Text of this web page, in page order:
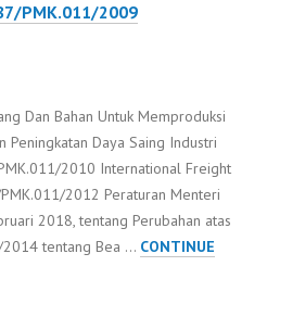
PMK.011/2009
Dan Bahan Untuk Memproduksi
Peningkatan Daya Saing Industri
2010 International Freight
2012 Peraturan Menteri
2018, tentang Perubahan atas
2014 tentang Bea … CONTINUE